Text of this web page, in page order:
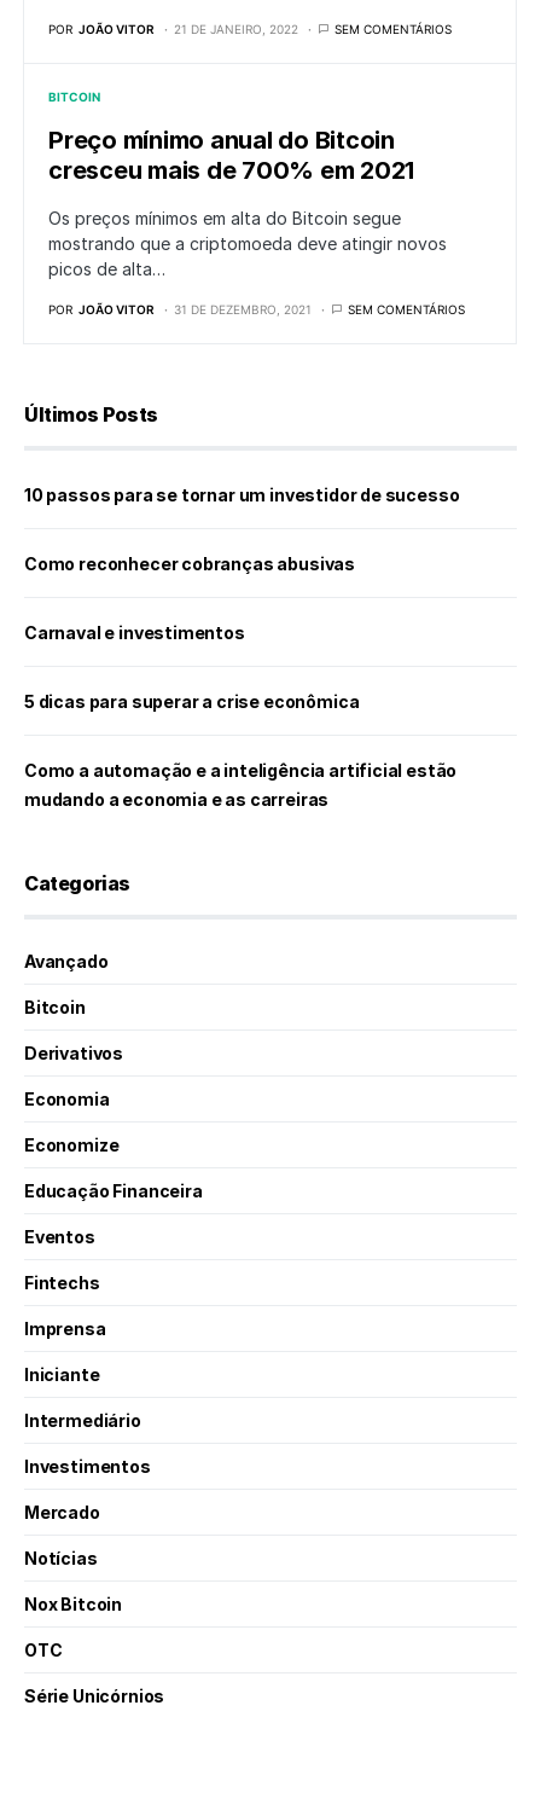
POR JOÃO VITOR 21 DE JANEIRO, 2022 SEM COMENTÁRIOS
BITCOIN
Preço mínimo anual do Bitcoin
cresceu mais de 700% em 2021
Os preços mínimos em alta do Bitcoin segue
mostrando que a criptomoeda deve atingir novos
picos de alta…
POR JOÃO VITOR 31 DE DEZEMBRO, 2021 SEM COMENTÁRIOS
Últimos Posts
10 passos para se tornar um investidor de sucesso
Como reconhecer cobranças abusivas
Carnaval e investimentos
5 dicas para superar a crise econômica
Como a automação e a inteligência artificial estão
mudando a economia e as carreiras
Categorias
Avançado
Bitcoin
Derivativos
Economia
Economize
Educação Financeira
Eventos
Fintechs
Imprensa
Iniciante
Intermediário
Investimentos
Mercado
Notícias
Nox Bitcoin
OTC
Série Unicórnios